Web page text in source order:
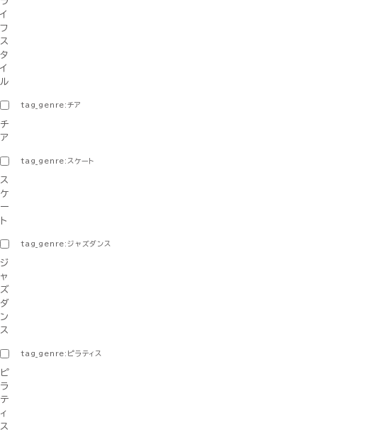
イ
フ
ス
タ
イ
ル
tag_genre:チア
チ
ア
tag_genre:スケート
ス
ケ
ー
ト
tag_genre:ジャズダンス
ジ
ャ
ズ
ダ
ン
ス
tag_genre:ピラティス
ピ
ラ
テ
ィ
ス